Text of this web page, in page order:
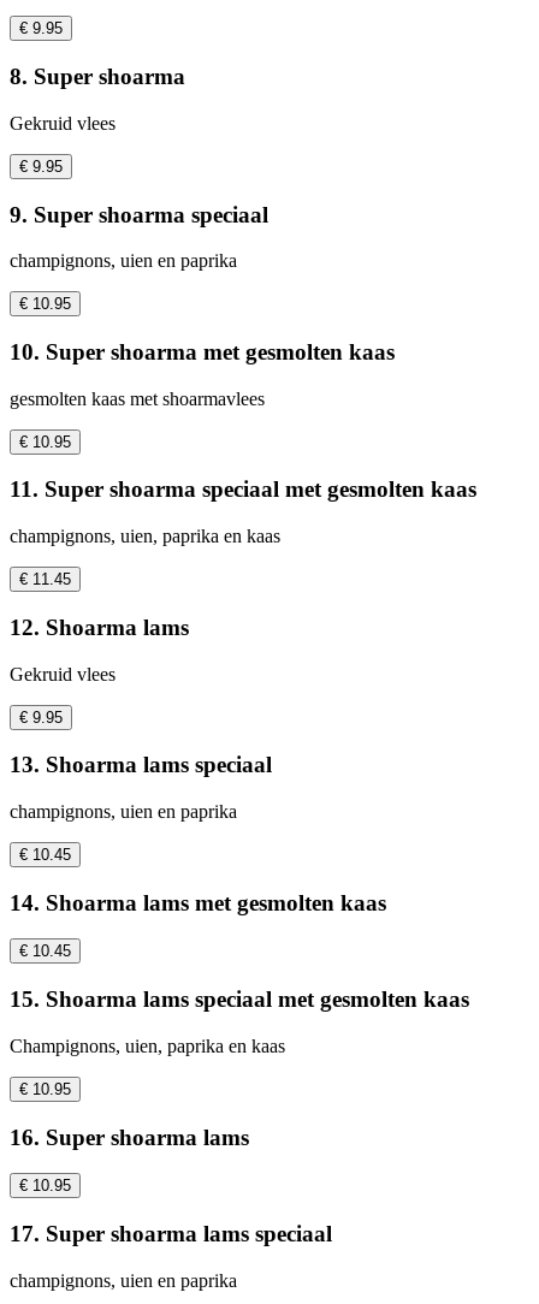
€ 9.95
8. Super shoarma
Gekruid vlees
€ 9.95
9. Super shoarma speciaal
champignons, uien en paprika
€ 10.95
10. Super shoarma met gesmolten kaas
gesmolten kaas met shoarmavlees
€ 10.95
11. Super shoarma speciaal met gesmolten kaas
champignons, uien, paprika en kaas
€ 11.45
12. Shoarma lams
Gekruid vlees
€ 9.95
13. Shoarma lams speciaal
champignons, uien en paprika
€ 10.45
14. Shoarma lams met gesmolten kaas
€ 10.45
15. Shoarma lams speciaal met gesmolten kaas
Champignons, uien, paprika en kaas
€ 10.95
16. Super shoarma lams
€ 10.95
17. Super shoarma lams speciaal
champignons, uien en paprika